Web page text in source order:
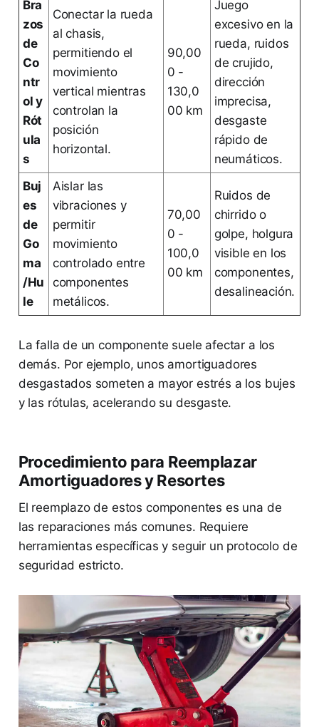
Bra
zos
de
Co
ntr
ol y
Rót
ula
s
Conectar la rueda
al chasis,
permitiendo el
movimiento
vertical mientras
controlan la
posición
horizontal.
90,00
0 -
130,0
00 km
Juego
excesivo en la
rueda, ruidos
de crujido,
dirección
imprecisa,
desgaste
rápido de
neumáticos.
Buj
es
de
Go
ma
/Hu
le
Aislar las
vibraciones y
permitir
movimiento
controlado entre
componentes
metálicos.
70,00
0 -
100,0
00 km
Ruidos de
chirrido o
golpe, holgura
visible en los
componentes,
desalineación.
La falla de un componente suele afectar a los
demás. Por ejemplo, unos amortiguadores
desgastados someten a mayor estrés a los bujes
y las rótulas, acelerando su desgaste.
Procedimiento para Reemplazar
Amortiguadores y Resortes
El reemplazo de estos componentes es una de
las reparaciones más comunes. Requiere
herramientas específicas y seguir un protocolo de
seguridad estricto.